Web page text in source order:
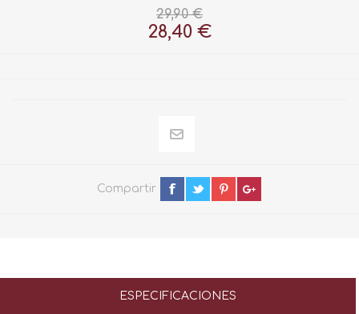
29,90 €
28,40 €
Compartir
ESPECIFICACIONES